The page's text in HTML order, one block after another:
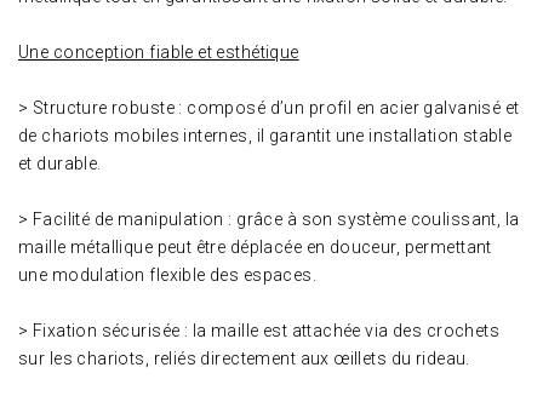
Une conception fiable et esthétique
> Structure robuste : composé d’un profil en acier galvanisé et
de chariots mobiles internes, il garantit une installation stable
et durable.
> Facilité de manipulation : grâce à son système coulissant, la
maille métallique peut être déplacée en douceur, permettant
une modulation flexible des espaces.
> Fixation sécurisée : la maille est attachée via des crochets
sur les chariots, reliés directement aux œillets du rideau.